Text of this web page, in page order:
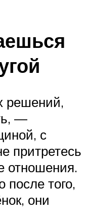
решений,
—
с
притретесь
отношения.
после того,
они